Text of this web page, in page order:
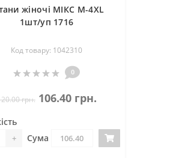
жіночі МІКС M-4XL
1шт/уп 1716
Код товару: 1042310
0
грн. 106.40 грн.
+ Сума